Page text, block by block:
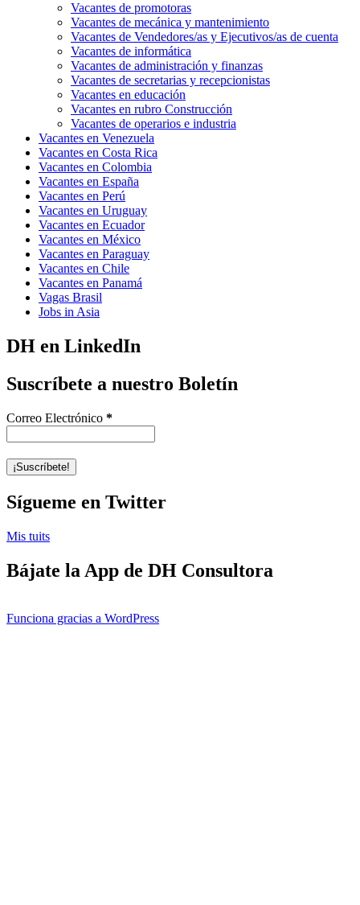
Vacantes de promotoras
Vacantes de mecánica y mantenimiento
Vacantes de Vendedores/as y Ejecutivos/as de cuenta
Vacantes de informática
Vacantes de administración y finanzas
Vacantes de secretarias y recepcionistas
Vacantes en educación
Vacantes en rubro Construcción
Vacantes de operarios e industria
Vacantes en Venezuela
Vacantes en Costa Rica
Vacantes en Colombia
Vacantes en España
Vacantes en Perú
Vacantes en Uruguay
Vacantes en Ecuador
Vacantes en México
Vacantes en Paraguay
Vacantes en Chile
Vacantes en Panamá
Vagas Brasil
Jobs in Asia
DH en LinkedIn
Suscríbete a nuestro Boletín
Correo Electrónico *
Sígueme en Twitter
Mis tuits
Bájate la App de DH Consultora
Funciona gracias a WordPress